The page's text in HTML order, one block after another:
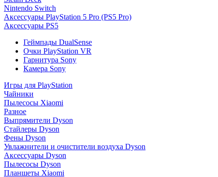
Nintendo Switch
Аксессуары PlayStation 5 Pro (PS5 Pro)
Аксессуары PS5
Геймпады DualSense
Очки PlayStation VR
Гарнитура Sony
Камера Sony
Игры для PlayStation
Чайники
Пылесосы Xiaomi
Разное
Выпрямители Dyson
Стайлеры Dyson
Фены Dyson
Увлажнители и очистители воздуха Dyson
Аксессуары Dyson
Пылесосы Dyson
Планшеты Xiaomi